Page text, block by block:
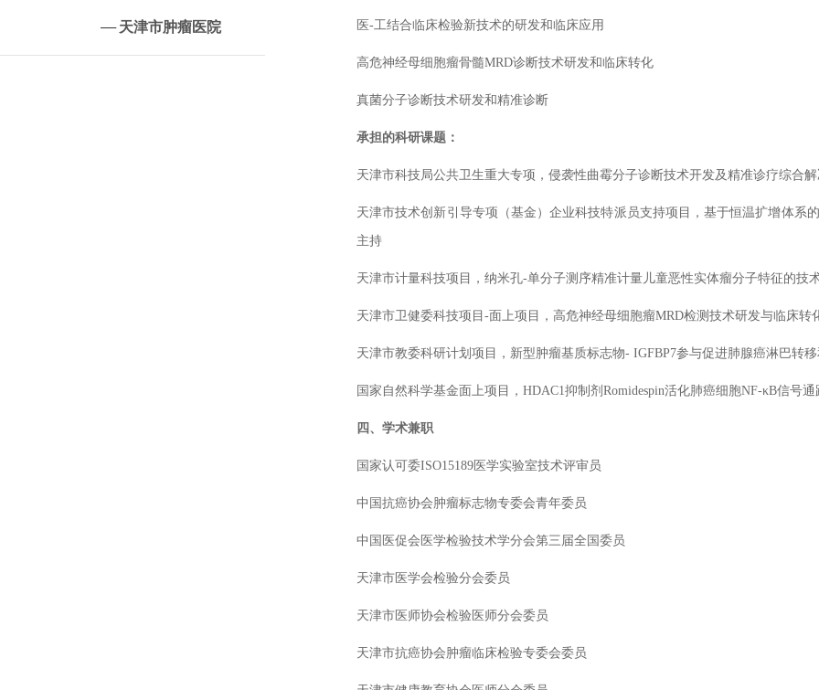
天津市肿瘤医院 医-工结合临床检验新技术的研发和临床应用
高危神经母细胞瘤骨髓MRD诊断技术研发和临床转化
真菌分子诊断技术研发和精准诊断
承担的科研课题：
天津市科技局公共卫生重大专项，侵袭性曲霉分子诊断技术开发及精准诊疗综合
天津市技术创新引导专项（基金）企业科技特派员支持项目，基于恒温扩增体系
主持
天津市计量科技项目 ，纳米孔-单分子测序精准计量儿童恶性实体瘤分子特征的技
天津市卫健委科技项目 -面上项目，高危神经母细胞瘤MRD检测技术研发与临床转
天津市教委科研计划项目，新型肿瘤基质标志物- IGFBP7参与促进肺腺癌淋巴转
国家自然科学基金面上项目， HDAC1抑制剂Romidespin活化肺癌细胞NF-κB信号
四、学术兼职
国家认可委ISO15189医学实验室技术评审员
中国抗癌协会肿瘤标志物专委会青年委员
中国医促会医学检验技术学分会第三届全国委员
天津市医学会检验分会委员
天津市医师协会检验医师分会委员
天津市抗癌协会肿瘤临床检验专委会委员